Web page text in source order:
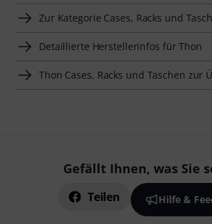
Zur Kategorie Cases, Racks und
Detaillierte Herstellerinfos für Thon
Thon Cases, Racks und Taschen zur
Gefällt Ihnen, was Sie
Teilen Hilfe &